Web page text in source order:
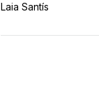
Laia Santís